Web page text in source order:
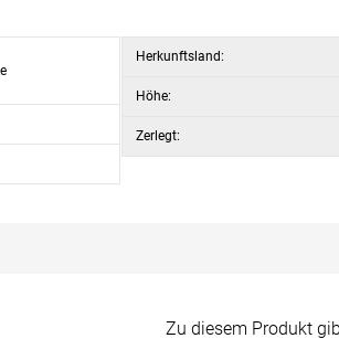
Herkunftsland:
Höhe:
Zerlegt:
Zu diesem Produkt